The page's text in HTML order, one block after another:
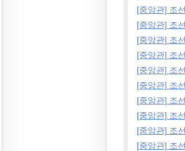
[중앙관] 조
[중앙관] 조
[중앙관] 조
[중앙관] 조
[중앙관] 조
[중앙관] 조
[중앙관] 조
[중앙관] 조
[중앙관] 조
[중앙관] 조